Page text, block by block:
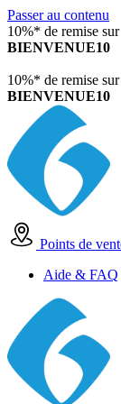
Passer au contenu
10%* de remise
BIENVENUE10
10%* de remise
BIENVENUE10
Points de
Aide & FAQ